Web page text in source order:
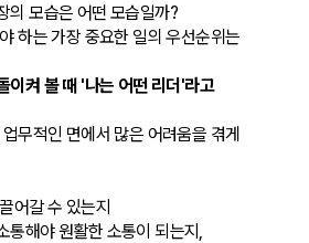
의 모습은 어떤 모습일까?
하는 가장 중요한 일의 우선순위는
이켜 볼 때 '나는 어떤 리더'라고
무적인 면에서 많은 어려움을 겪게
어갈 수 있는지
통해야 원활한 소통이 되는지,